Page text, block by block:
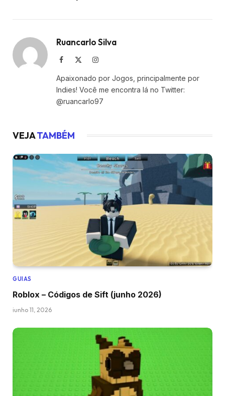
Ruancarlo Silva
Facebook Instagram
Apaixonado por Jogos, principalmente por
Indies! Você me encontra lá no Twitter:
@ruancarlo97
VEJATAMBÉM
GUIAS
Roblox – Códigos de Sift (junho 2026)
junho 11, 2026